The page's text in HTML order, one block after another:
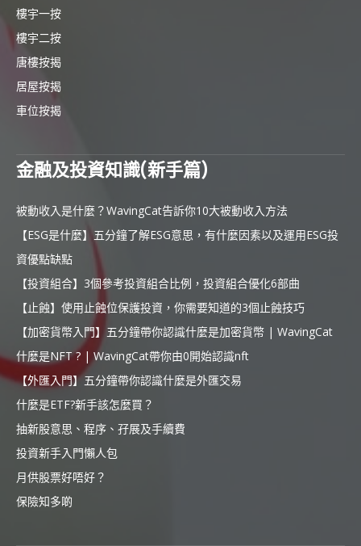
樓宇一按
樓宇二按
唐樓按揭
居屋按揭
車位按揭
金融及投資知識(新手篇)
被動收入是什麼？WavingCat告訴你10大被動收入方法
【ESG是什麼】五分鐘了解ESG意思，有什麼因素以及運用ESG投
資優點缺點
【投資組合】3個參考投資組合比例，投資組合優化6部曲
【止蝕】使用止蝕位保護投資，你需要知道的3個止蝕技巧
【加密貨幣入門】五分鐘帶你認識什麼是加密貨幣 | WavingCat
什麼是NFT ? | WavingCat帶你由0開始認識nft
【外匯入門】五分鐘帶你認識什麼是外匯交易
什麼是ETF?新手該怎麼買？
抽新股意思、程序、孖展及手續費
投資新手入門懶人包
月供股票好唔好？
保險知多啲